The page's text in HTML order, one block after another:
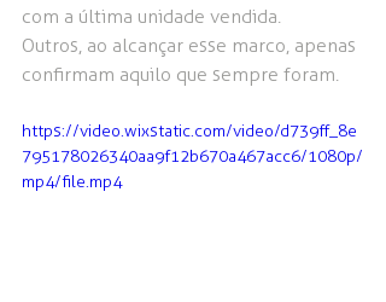
com a última unidade vendida.
Outros, ao alcançar esse marco, apenas
confirmam aquilo que sempre foram.
https://video.wixstatic.com/video/d739ff_8e
795178026340aa9f12b670a467acc6/1080p/
mp4/file.mp4